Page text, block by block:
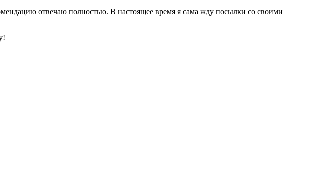
отвечаю полностью. В настоящее время я сама жду посылки со своими